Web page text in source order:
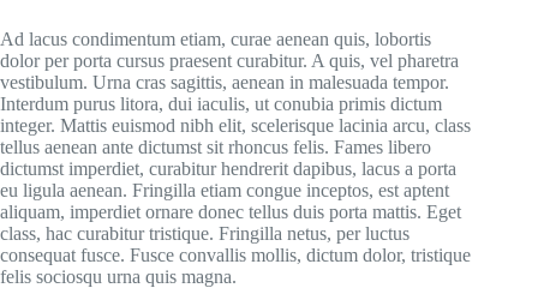
Ad lacus condimentum etiam, curae aenean quis, lobortis
dolor per porta cursus praesent curabitur. A quis, vel pharetra
vestibulum. Urna cras sagittis, aenean in malesuada tempor.
Interdum purus litora, dui iaculis, ut conubia primis dictum
integer. Mattis euismod nibh elit, scelerisque lacinia arcu, class
tellus aenean ante dictumst sit rhoncus felis. Fames libero
dictumst imperdiet, curabitur hendrerit dapibus, lacus a porta
eu ligula aenean. Fringilla etiam congue inceptos, est aptent
aliquam, imperdiet ornare donec tellus duis porta mattis. Eget
class, hac curabitur tristique. Fringilla netus, per luctus
consequat fusce. Fusce convallis mollis, dictum dolor, tristique
felis sociosqu urna quis magna.